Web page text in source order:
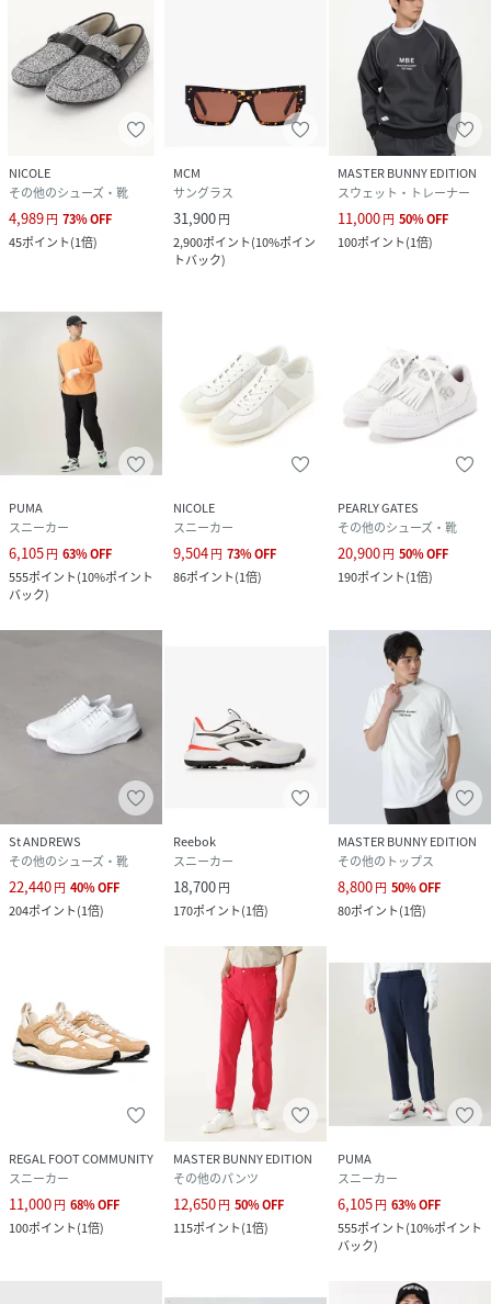
NICOLE
その他のシューズ・靴
4,989円 73%OFF
45ポイント(1倍)
MCM
サングラス
31,900円
2,900ポイント(10%ポイン
トバック)
MASTER BUNNY EDITION
スウェット・トレーナー
11,000円 50%OFF
100ポイント(1倍)
PUMA
スニーカー
6,105円 63%OFF
555ポイント(10%ポイント
バック)
NICOLE
スニーカー
9,504円 73%OFF
86ポイント(1倍)
PEARLY GATES
その他のシューズ・靴
20,900円 50%OFF
190ポイント(1倍)
St ANDREWS
その他のシューズ・靴
22,440円 40%OFF
204ポイント(1倍)
Reebok
スニーカー
18,700円
170ポイント(1倍)
MASTER BUNNY EDITION
その他のトップス
8,800円 50%OFF
80ポイント(1倍)
REGAL FOOT COMMUNITY
スニーカー
11,000円 68%OFF
100ポイント(1倍)
MASTER BUNNY EDITION
その他のパンツ
12,650円 50%OFF
115ポイント(1倍)
PUMA
スニーカー
6,105円 63%OFF
555ポイント(10%ポイント
バック)